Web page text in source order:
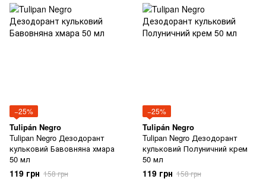
−25%
Tulipán Negro
Tulipan Negro Дезодорант
кульковий Бавовняна хмара
50 мл
119 грн 158 грн
−25%
Tulipán Negro
Tulipan Negro Дезодорант
кульковий Полуничний крем
50 мл
119 грн 158 грн